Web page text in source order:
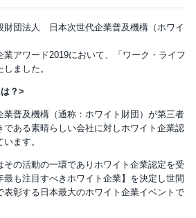
財団法人 日本次世代企業普及機構（ホワイ
アワード2019において、「ワーク・ライフ
ました。
？>
業普及機構（通称：ホワイト財団）が第三者
である素晴らしい会社に対しホワイト企業認
ます。
の活動の一環でありホワイト企業認定を受
最も注目すべきホワイト企業】を決定し世間
表彰する日本最大のホワイト企業イベントで